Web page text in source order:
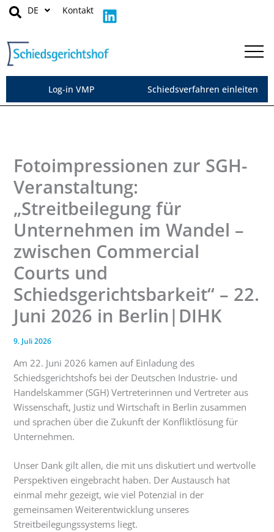
Zum
Inhalt
DE Kontakt L
i
n
k
e
i
Log-in VMP Schiedsverfahren einleiten
Fotoimpressionen zur SGH-
Veranstaltung:
„Streitbeilegung für
Unternehmen im Wandel –
zwischen Commercial
Courts und
Schiedsgerichtsbarkeit“ – 22.
Juni 2026 in Berlin|DIHK
9. Juli 2026
Am 22. Juni 2026 kamen auf Einladung des
Schiedsgerichtshofs bei der Deutschen Industrie- und
Handelskammer (SGH) Vertreterinnen und Vertreter aus
Wissenschaft, Justiz und Wirtschaft in Berlin zusammen
und sprachen über die Zukunft der Konfliktlösung für
Unternehmen.
Unser Dank gilt allen, die mit uns diskutiert und wertvolle
Perspektiven eingebracht haben. Der Austausch hat
einmal mehr gezeigt, wie viel Potenzial in der
gemeinsamen Weiterentwicklung unseres
Streitbeilegungssystems liegt.